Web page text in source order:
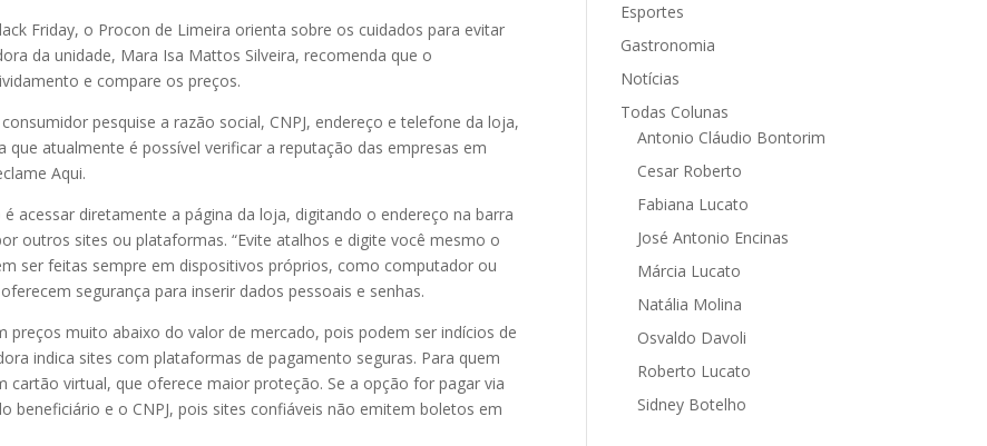
Friday, o Procon de Limeira orienta sobre os cuidados para evitar
da unidade, Mara Isa Mattos Silveira, recomenda que o
e compare os preços.
pesquise a razão social, CNPJ, endereço e telefone da loja,
atualmente é possível verificar a reputação das empresas em
Aqui.
acessar diretamente a página da loja, digitando o endereço na barra
outros sites ou plataformas. “Evite atalhos e digite você mesmo o
ser feitas sempre em dispositivos próprios, como computador ou
segurança para inserir dados pessoais e senhas.
muito abaixo do valor de mercado, pois podem ser indícios de
indica sites com plataformas de pagamento seguras. Para quem
virtual, que oferece maior proteção. Se a opção for pagar via
beneficiário e o CNPJ, pois sites confiáveis não emitem boletos em
Esportes
Gastronomia
Notícias
Todas Colunas
Antonio Cláudio Bontorim
Cesar Roberto
Fabiana Lucato
José Antonio Encinas
Márcia Lucato
Natália Molina
Osvaldo Davoli
Roberto Lucato
Sidney Botelho